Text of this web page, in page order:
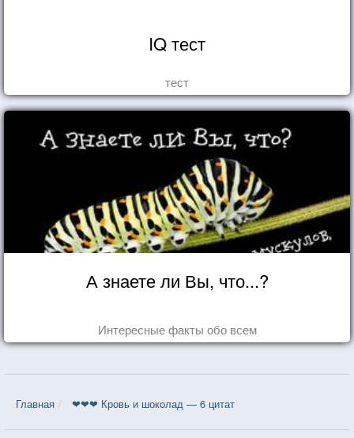
IQ тест
тест
А знаете ли Вы, что...?
Интересные факты обо всем
Главная ❤❤❤ Кровь и шоколад — 6 цитат